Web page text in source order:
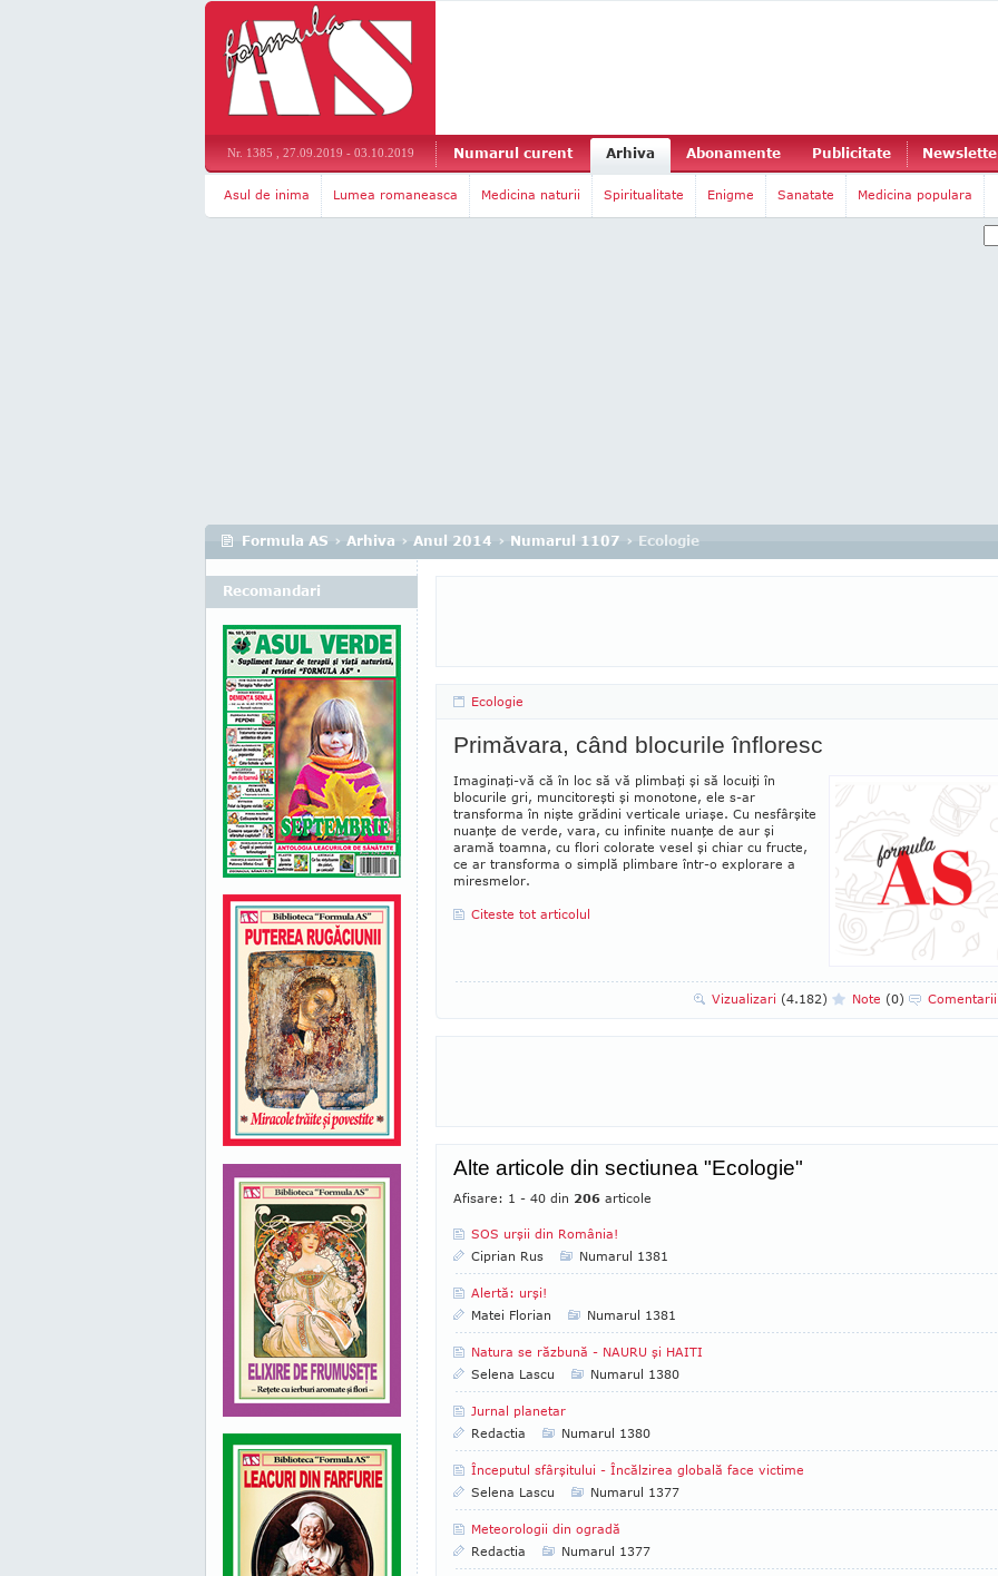
Nr. 1385 , 27.09.2019 - 03.10.2019 Numarul curent Arhiva Abonamente Publicitate
Asul de inima Lumea romaneasca Medicina naturii Spiritualitate Enigme Sanatate Medicina populara
Formula AS › Arhiva › Anul 2014 › Numarul 1107 › Ecologie
Ecologie
Primăvara, când blocurile înfloresc
Imaginaţi-vă că în loc să vă plimbaţi şi să locuiţi în
blocurile gri, muncitoreşti şi monotone, ele s-ar
transforma în nişte grădini verticale uriaşe. Cu ne­sfârşite
nuanţe de verde, vara, cu infinite nuanţe de aur şi
aramă toamna, cu flori colorate vesel şi chiar cu fructe,
ce ar transforma o simplă plimbare într-o ex­plorare a
miresmelor.
Citeste tot articolul
Vizualizari (4.182) Note (0) Comentarii
Alte articole din sectiunea "Ecologie"
Afisare: 1 - 40 din 206 articole
SOS urşii din România!
Ciprian Rus
Numarul 1381
Alertă: urşi!
Matei Florian
Numarul 1381
Natura se răzbună - NAURU şi HAITI
Selena Lascu
Numarul 1380
Jurnal planetar
Redactia
Numarul 1380
Începutul sfârşitului - Încălzirea globală face victime
Selena Lascu
Numarul 1377
Meteorologii din ogradă
Redactia
Numarul 1377
Recomandari